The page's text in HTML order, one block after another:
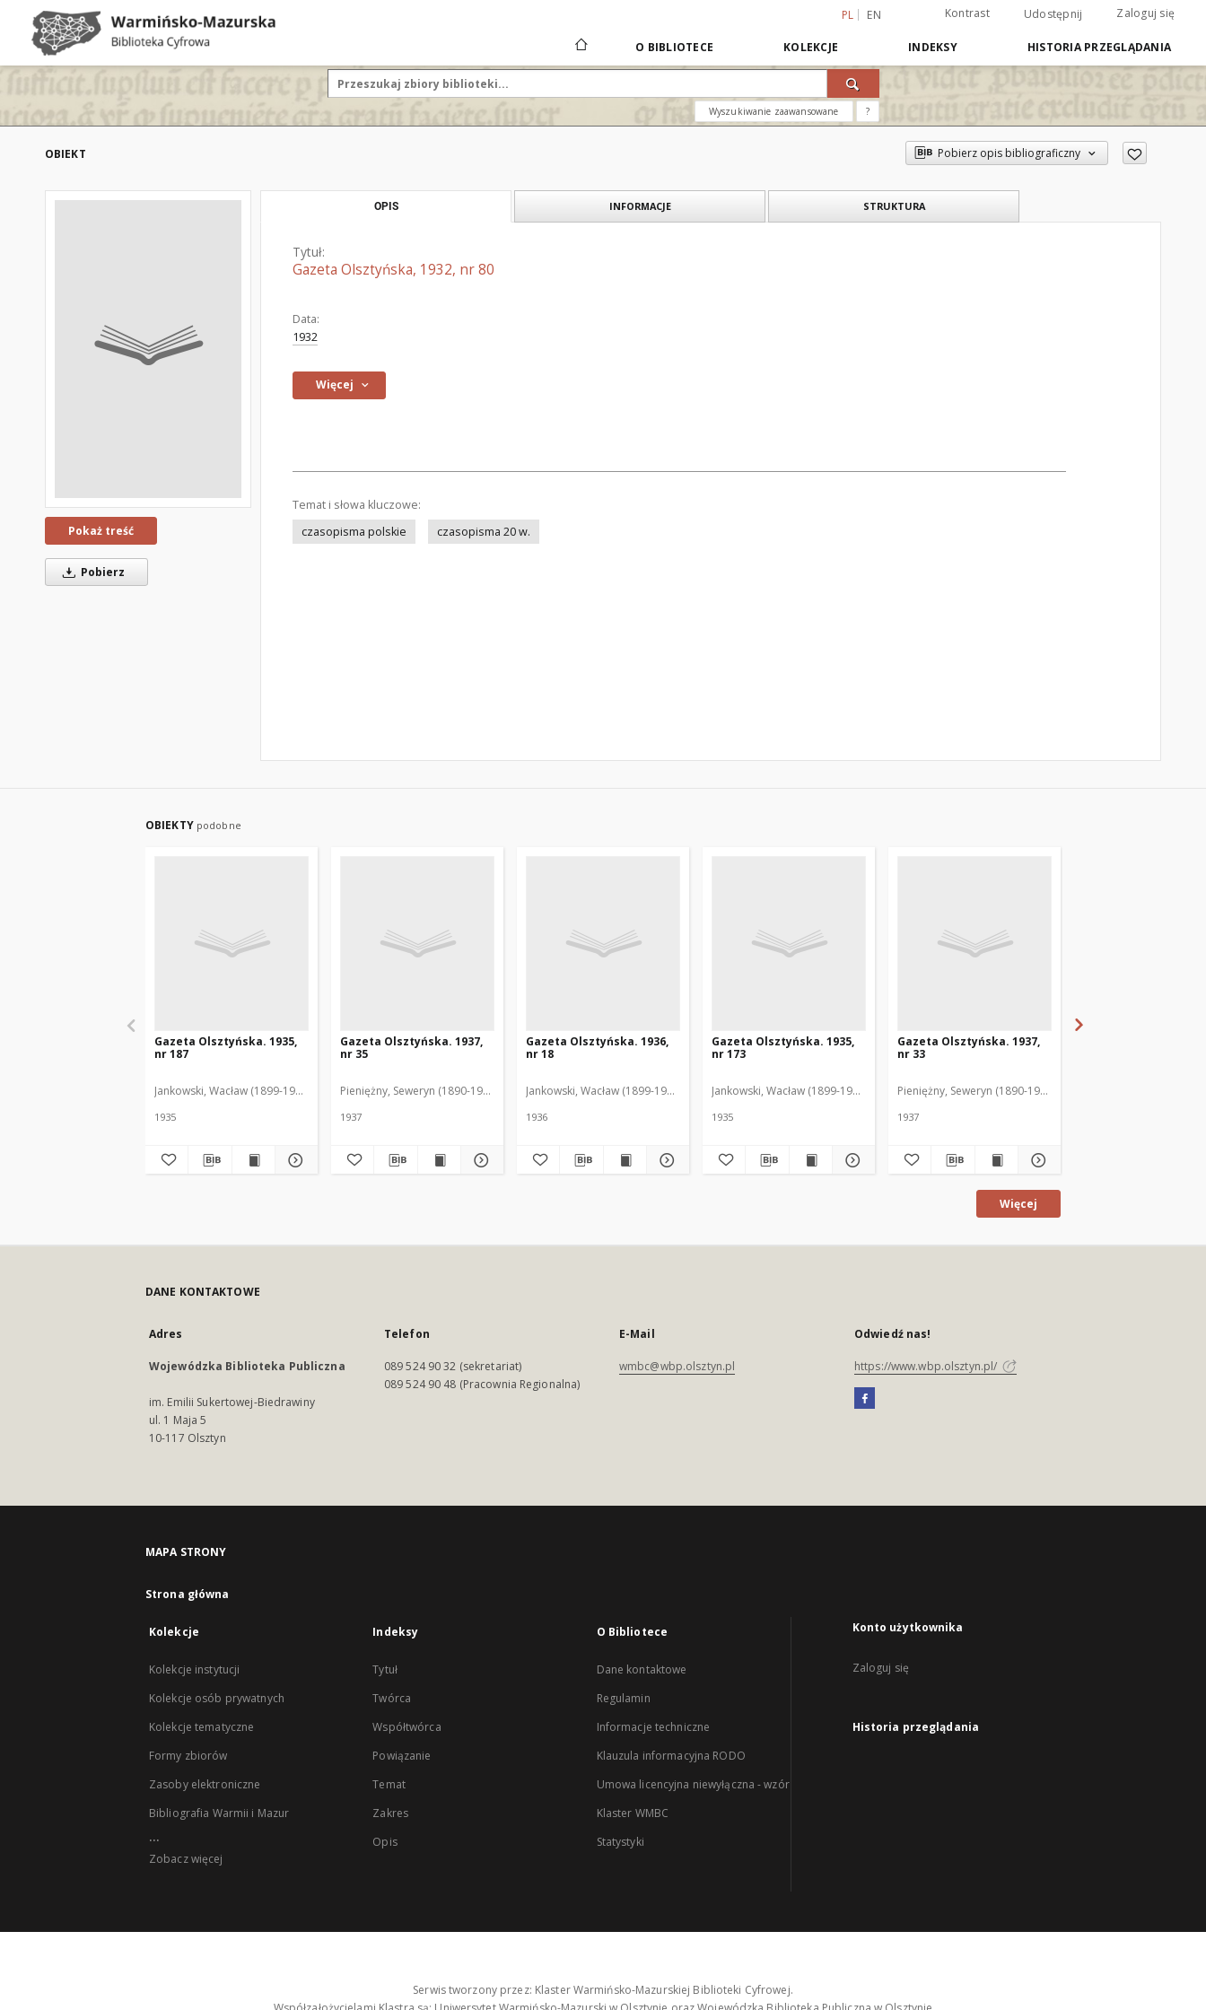
PL EN Kontrast Udostępnij Zaloguj się
O BIBLIOTECE KOLEKCJE INDEKSY HISTORIA PRZEGLĄDANIA
Wyszukiwanie zaawansowane ?
OBIEKT Pobierz opis bibliograficzny
Pokaż treść
Pobierz
OPIS INFORMACJE STRUKTURA
Tytuł:
Gazeta Olsztyńska, 1932, nr 80
Data:
1932
Więcej
Temat i słowa kluczowe:
czasopisma polskie
czasopisma 20 w.
OBIEKTY podobne
Gazeta Olsztyńska. 1935,
nr 187
Jankowski, Wacław (1899-1975). Red.
1935
Gazeta Olsztyńska. 1937,
nr 35
Pieniężny, Seweryn (1890-1940). Red.
1937
Gazeta Olsztyńska. 1936,
nr 18
Jankowski, Wacław (1899-1975). Red.
1936
Gazeta Olsztyńska. 1935,
nr 173
Jankowski, Wacław (1899-1975). Red.
1935
Gazeta Olsztyńska. 1937,
nr 33
Pieniężny, Seweryn (1890-1940). Red.
1937
Więcej
DANE KONTAKTOWE
Adres
Wojewódzka Biblioteka Publiczna
im. Emilii Sukertowej-Biedrawiny
ul. 1 Maja 5
10-117 Olsztyn
Telefon
089 524 90 32 (sekretariat)
089 524 90 48 (Pracownia Regionalna)
E-Mail
wmbc@wbp.olsztyn.pl
Odwiedź nas!
https://www.wbp.olsztyn.pl/
MAPA STRONY
Strona główna
Kolekcje
Kolekcje instytucji
Kolekcje osób prywatnych
Kolekcje tematyczne
Formy zbiorów
Zasoby elektroniczne
Bibliografia Warmii i Mazur
...
Zobacz więcej
Indeksy
Tytuł
Twórca
Współtwórca
Powiązanie
Temat
Zakres
Opis
O Bibliotece
Dane kontaktowe
Regulamin
Informacje techniczne
Klauzula informacyjna RODO
Umowa licencyjna niewyłączna - wzór
Klaster WMBC
Statystyki
Konto użytkownika
Zaloguj się
Historia przeglądania
Serwis tworzony przez: Klaster Warmińsko-Mazurskiej Biblioteki Cyfrowej.